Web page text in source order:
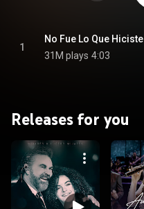
1
No Fue Lo Que Hiciste
31M plays 4:03
Releases for you